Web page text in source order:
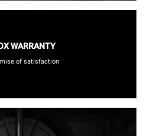
WARRANTY
of satisfaction.